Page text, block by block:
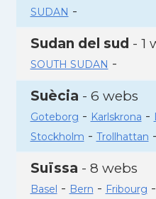
SUDAN -
Sudan del sud - 1
SOUTH SUDAN -
Suècia - 6 webs
Goteborg - Karlskrona -
Stockholm - Trollhattan -
Suïssa - 8 webs
Basel - Bern - Fribourg -